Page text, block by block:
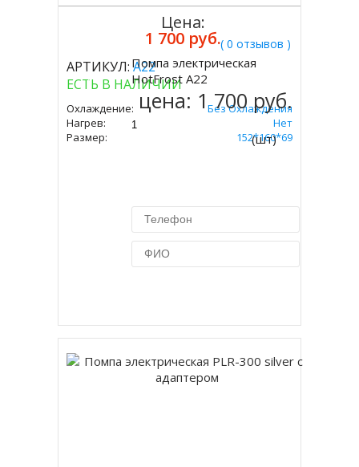
( 0 отзывов )
АРТИКУЛ:А22
ЕСТЬ В НАЛИЧИИ
Охлаждение:
Без Охлаждения
Нагрев:
Нет
Размер:
152*160*69
Цена:
1 700 руб.
Купить
Помпа электрическая
HotFrost A22
цена: 1 700 руб.
(шт)